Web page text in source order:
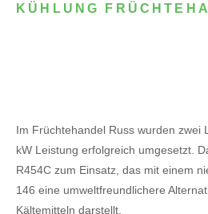
KÜHLUNG
Im Früchtehandel Russ wurden zwei
kW Leistung erfolgreich umgesetzt.
R454C zum Einsatz, das mit einem
146 eine umweltfreundlichere
Kältemitteln darstellt.